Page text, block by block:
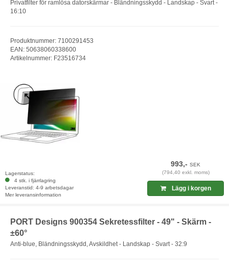
Privatfilter för ramlösa datorskärmar - Bländningsskydd - Landskap - Svart -
16:10
Produktnummer: 7100291453
EAN: 50638060338600
Artikelnummer: F23516734
Lagerstatus:
4 stk. i fjärrlagring
Leveranstid: 4-9 arbetsdagar
Mer leveransinformation
993,-SEK
(794,40 exkl. moms)
Lägg i korgen
PORT Designs 900354 Sekretessfilter - 49" - Skärm -
±60°
Anti-blue, Bländningsskydd, Avskildhet - Landskap - Svart - 32:9